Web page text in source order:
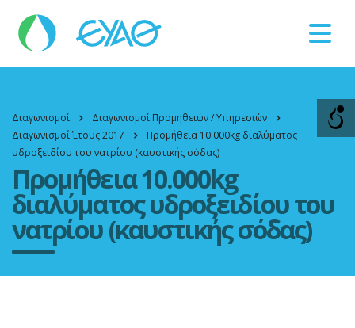
Διαγωνισμοί
Διαγωνισμοί Προμηθειών / Υπηρεσιών
Διαγωνισμοί Έτους 2017
Προμήθεια 10.000kg διαλύματος
υδροξειδίου του νατρίου (καυστικής σόδας)
Προμήθεια 10.000kg
διαλύματος υδροξειδίου του
νατρίου (καυστικής σόδας)